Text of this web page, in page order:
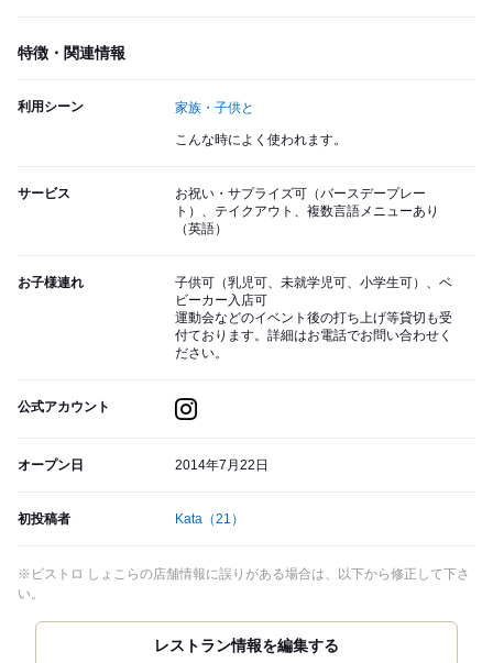
特徴・関連情報
利用シーン 家族・子供と
こんな時によく使われます。
サービス
お祝い・サプライズ可（バースデープレー
ト）、テイクアウト、複数言語メニューあり
（英語）
お子様連れ
子供可（乳児可、未就学児可、小学生可）、ベ
ビーカー入店可
運動会などのイベント後の打ち上げ等貸切も受
付ております。詳細はお電話でお問い合わせく
ださい。
公式アカウント
オープン日 2014年7月22日
初投稿者 Kata （21）
※ビストロ しょこらの店舗情報に誤りがある場合は、以下から修正して下さ
い。
レストラン情報を編集する